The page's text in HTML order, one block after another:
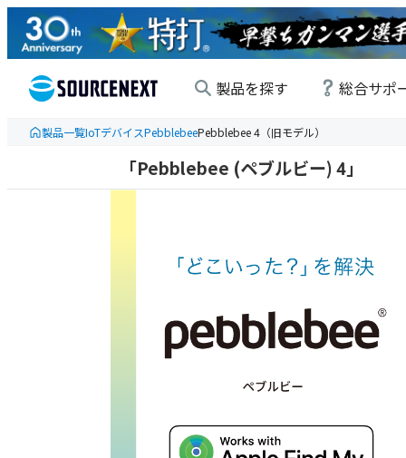
製品を探す 総合サポ
製品一覧IoTデバイスPebblebeePebblebee 4（旧モデル）
「Pebblebee (ペブルビー) 4」